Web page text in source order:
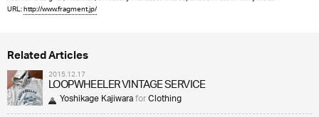
URL:http://www.fragment.jp/
Related Articles
2015.12.17
LOOPWHEELER VINTAGE SERVICE
Yoshikage KajiwaraforClothing